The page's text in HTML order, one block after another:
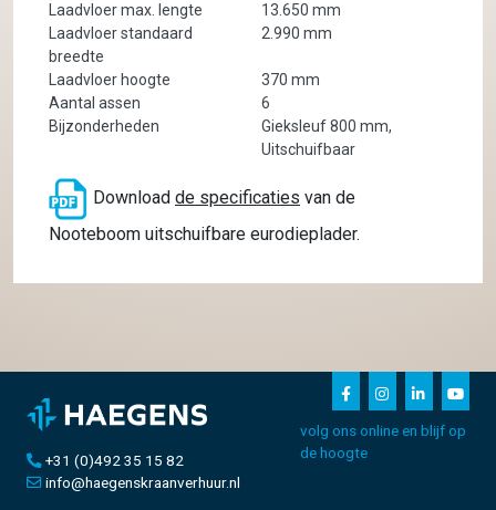
Laadvloer max. lengte
13.650 mm
Laadvloer standaard
breedte
2.990 mm
Laadvloer hoogte
370 mm
Aantal assen
6
Bijzonderheden
Gieksleuf 800 mm,
Uitschuifbaar
Download de specificaties van de
Nooteboom uitschuifbare eurodieplader.
+31 (0)492 35 15 82
info@haegenskraanverhuur.nl
volg ons online en blijf op
de hoogte